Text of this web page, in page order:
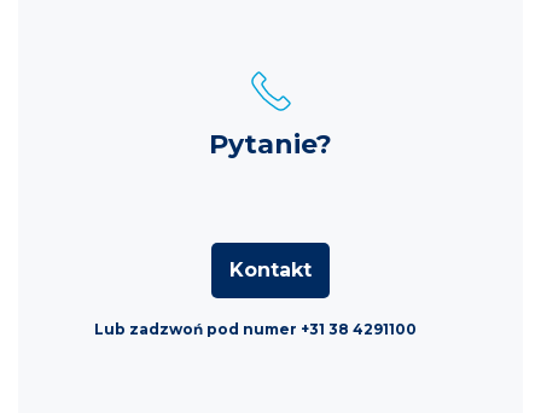
Pytanie?
Kontakt
Lub zadzwoń pod numer +31 38 4291100